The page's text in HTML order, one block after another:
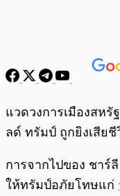
พร้อมเล่น
แวดวงการเมืองสห
ลด์ ทรัมป์ ถูกยิงเสียชี
การจากไปของ ชาร์
ให้ทรัมป์อภัยโทษแก่